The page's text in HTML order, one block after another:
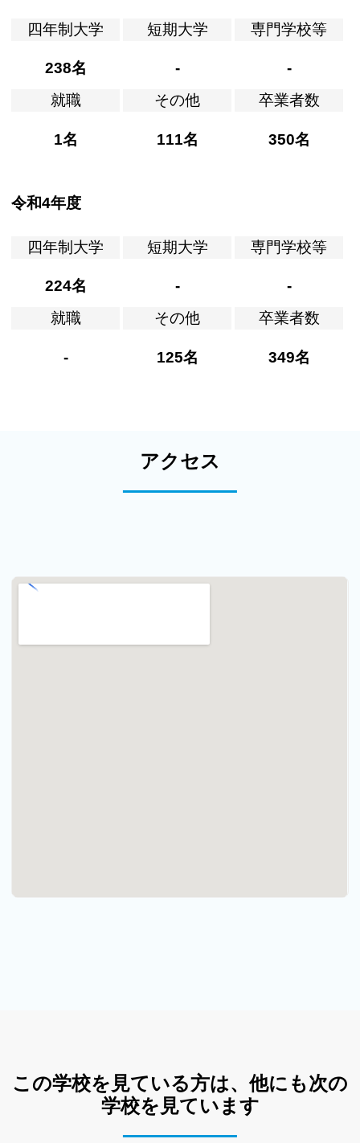
四年制大学
238名
短期大学
-
専門学校等
-
就職
1名
その他
111名
卒業者数
350名
令和4年度
四年制大学
224名
短期大学
-
専門学校等
-
就職
-
その他
125名
卒業者数
349名
アクセス
この学校を見ている方は、他にも次の
学校を見ています